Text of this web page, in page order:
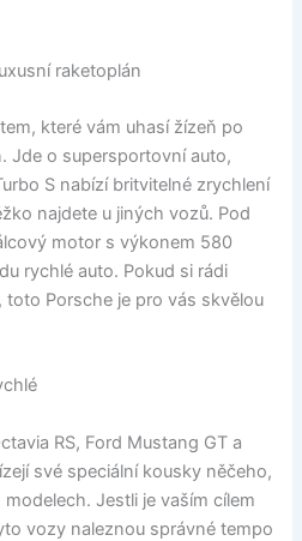
raketoplán
které vám uhasí žízeň po
Jde o supersportovní auto,
S nabízí britvitelné zrychlení
najdete u jiných vozů. Pod
motor s výkonem 580
rychlé auto. Pokud si rádi
Porsche je pro vás skvělou
RS, Ford Mustang GT a
své speciální kousky něčeho,
Jestli je vaším cílem
vozy naleznou správné tempo